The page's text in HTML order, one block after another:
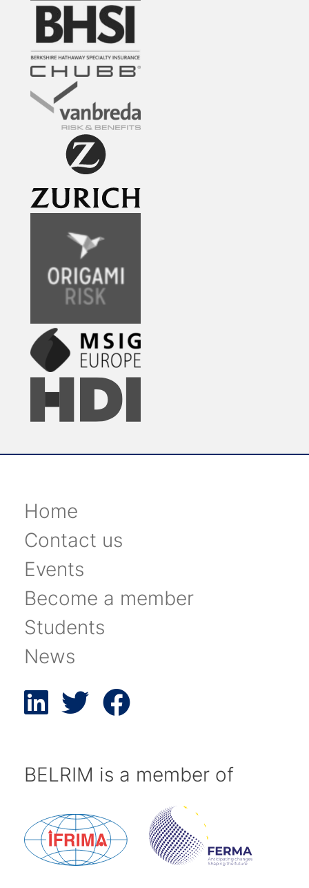
Home
Contact us
Events
Become a member
Students
News
BELRIM is a member of